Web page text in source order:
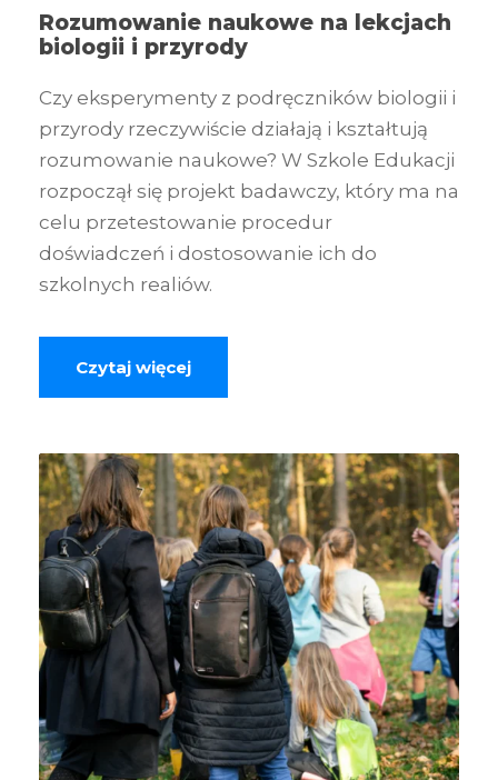
Rozumowanie naukowe na lekcjach
biologii i przyrody
Czy eksperymenty z podręczników biologii i
przyrody rzeczywiście działają i kształtują
rozumowanie naukowe? W Szkole Edukacji
rozpoczął się projekt badawczy, który ma na
celu przetestowanie procedur
doświadczeń i dostosowanie ich do
szkolnych realiów.
Czytaj więcej